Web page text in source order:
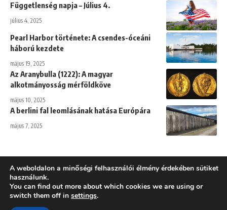
Függetlenség napja – Július 4.
július 4, 2025
Pearl Harbor története: A csendes-óceáni
háború kezdete
május 19, 2025
Az Aranybulla (1222): A magyar
alkotmányosság mérföldköve
május 10, 2025
A berlini fal leomlásának hatása Európára
május 7, 2025
Töri-infó - 2025 - Minden jog fenntartva! - Történelem, történelmi
Adatkezelési tájékoztató
A weboldalon a minőségi felhasználói élmény érdekében sütiket
használunk.
You can find out more about which cookies we are using or
switch them off in settings.